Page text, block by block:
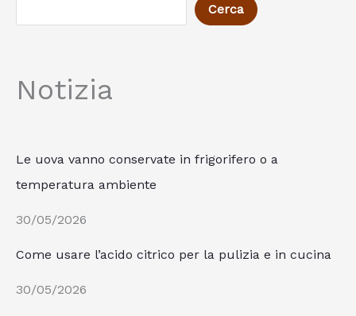
Cerca
Notizia
Le uova vanno conservate in frigorifero o a
temperatura ambiente
30/05/2026
Come usare l’acido citrico per la pulizia e in cucina
30/05/2026